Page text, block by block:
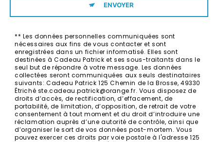
ENVOYER
** Les données personnelles communiquées sont
nécessaires aux fins de vous contacter et sont
enregistrées dans un fichier informatisé. Elles sont
destinées à Cadeau Patrick et ses sous-traitants dans le
seul but de répondre à votre message. Les données
collectées seront communiquées aux seuls destinataires
suivants: Cadeau Patrick 125 Chemin de la Brosse, 49330
Étriché ste.cadeau.patrick@orange.fr. Vous disposez de
droits d’accès, de rectification, d’effacement, de
portabilité, de limitation, d’opposition, de retrait de votre
consentement à tout moment et du droit d’introduire une
réclamation auprès d’une autorité de contrôle, ainsi que
d’organiser le sort de vos données post-mortem. Vous
pouvez exercer ces droits par voie postale à l'adresse 125